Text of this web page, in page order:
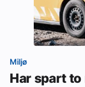
Miljø
Har spart